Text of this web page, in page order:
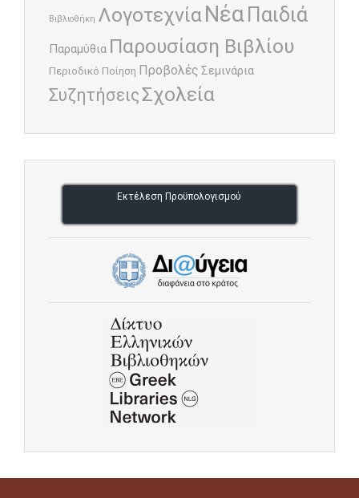
Βιβλιοθήκη ΛογοτεχνίαΝέα Παιδιά
Παραμύθια Παρουσίαση Βιβλίου
Περιοδικό Ποίηση Προβολές Σεμινάρια
ΣυζητήσειςΣχολεία
Εκτέλεση Προϋπολογισμού